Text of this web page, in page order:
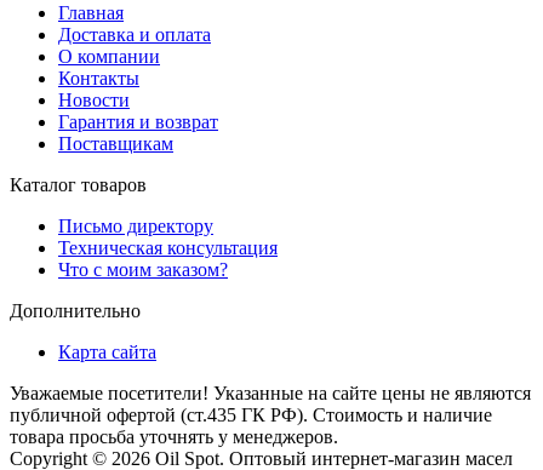
Главная
Доставка и оплата
О компании
Контакты
Новости
Гарантия и возврат
Поставщикам
Каталог товаров
Письмо директору
Техническая консультация
Что с моим заказом?
Дополнительно
Карта сайта
Уважаемые посетители! Указанные на сайте цены не являются
публичной офертой (ст.435 ГК РФ). Стоимость и наличие
товара просьба уточнять у менеджеров.
Copyright © 2026 Oil Spot. Оптовый интернет-магазин масел